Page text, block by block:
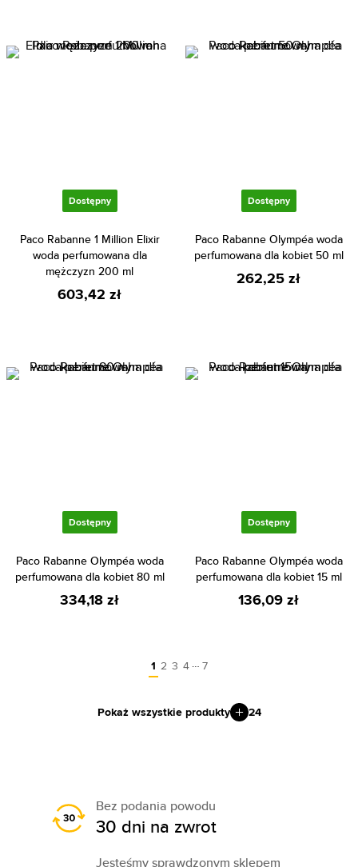
Dostępny
Paco Rabanne 1 Million Elixir
woda perfumowana dla
mężczyzn 200 ml
603,42 zł
Dostępny
Paco Rabanne Olympéa woda
perfumowana dla kobiet 50 ml
262,25 zł
Dostępny
Paco Rabanne Olympéa woda
perfumowana dla kobiet 80 ml
334,18 zł
Dostępny
Paco Rabanne Olympéa woda
perfumowana dla kobiet 15 ml
136,09 zł
1 2 3 4 … 7
Pokaż wszystkie produkty 24
Bez podania powodu
30 dni na zwrot
Jesteśmy sprawdzonym sklepem